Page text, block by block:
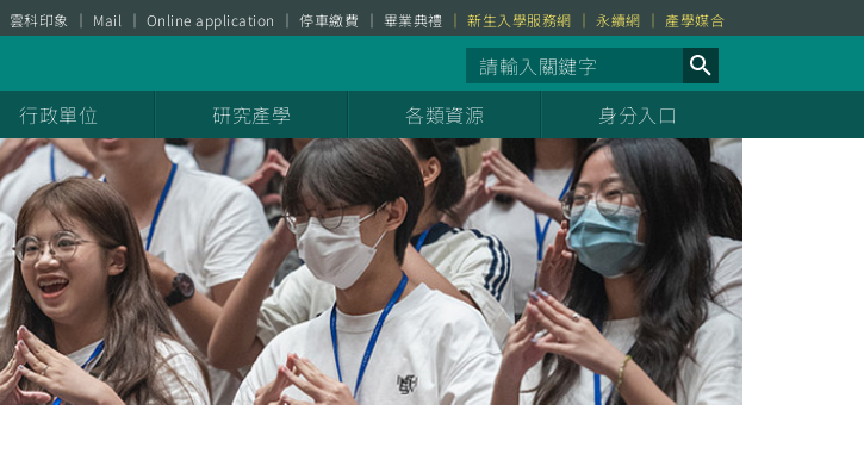
雲科印象 Mail Online application 停車繳費 畢業典禮 新生入學服務網 永續網 產學媒合
行政單位 研究產學 各類資源 身分入口